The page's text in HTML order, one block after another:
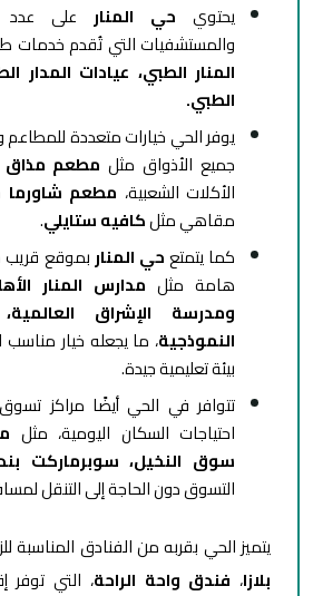
يحتوي حي المنار على عدد
والمستشفيات التي تُقدم خدمات
المنار الطبي، عيادات المدار
الطبي.
يوفر الحي خيارات متعددة
جميع الأذواق مثل مطعم مذاق
الأكلات الشعبية، مطعم
مقاهي مثلكافيه ستايلي.
كما يتمتعحي المنار بموقع
هامة مثل مدارس المنار
ومدرسة الإشراق
النموذجية، ما يجعله خيار مناسب
بيئة تعليمية جيدة.
تتوافر في الحي أيضًا مراكز
احتياجات السكان اليومية، مثل
سوق النخيل، سوبرماركت
التسوق دون الحاجة إلى التنقل
يتميز الحي بقربه من الفنادق المناسبة
بلازا، فندق واحة الراحة، التي